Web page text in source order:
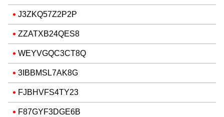
J3ZKQ57Z2P2P
ZZATXB24QES8
WEYVGQC3CT8Q
3IBBMSL7AK8G
FJBHVFS4TY23
F87GYF3DGE6B